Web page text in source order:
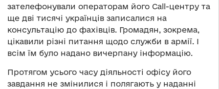
зателефонували операторам його Call-центру та
ще дві тисячі українців записалися на
консультацію до фахівців. Громадян, зокрема,
цікавили різні питання щодо служби в армії. І
всім їм було надано вичерпану інформацію.
Протягом усього часу діяльності офісу його
завдання не змінилися і полягають у наданні